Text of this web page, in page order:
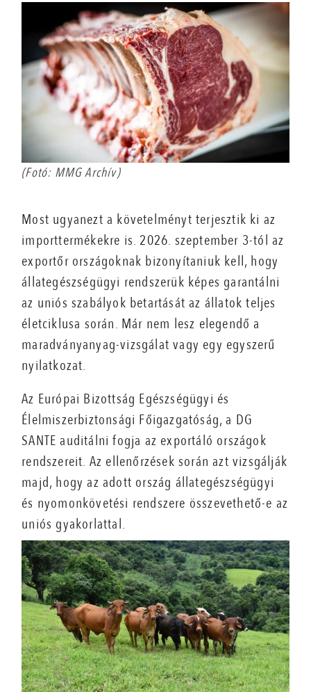
(Fotó: MMG Archív)
Most ugyanezt a követelményt terjesztik ki az
importtermékekre is. 2026. szeptember 3-tól az
exportőr országoknak bizonyítaniuk kell, hogy
állategészségügyi rendszerük képes garantálni
az uniós szabályok betartását az állatok teljes
életciklusa során. Már nem lesz elegendő a
maradványanyag-vizsgálat vagy egy egyszerű
nyilatkozat.
Az Európai Bizottság Egészségügyi és
Élelmiszerbiztonsági Főigazgatóság, a DG
SANTE auditálni fogja az exportáló országok
rendszereit. Az ellenőrzések során azt vizsgálják
majd, hogy az adott ország állategészségügyi
és nyomonkövetési rendszere összevethető-e az
uniós gyakorlattal.